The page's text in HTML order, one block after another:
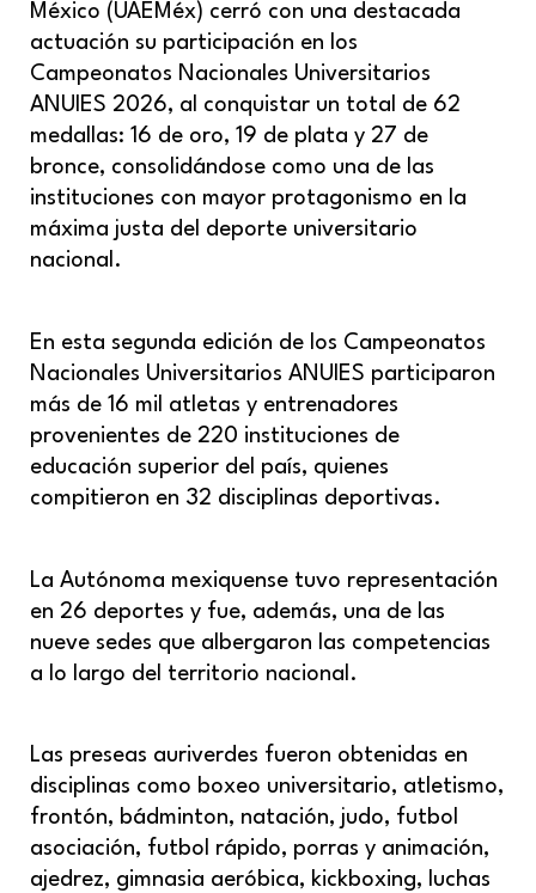
México (UAEMéx) cerró con una destacada
actuación su participación en los
Campeonatos Nacionales Universitarios
ANUIES 2026, al conquistar un total de 62
medallas: 16 de oro, 19 de plata y 27 de
bronce, consolidándose como una de las
instituciones con mayor protagonismo en la
máxima justa del deporte universitario
nacional.
En esta segunda edición de los Campeonatos
Nacionales Universitarios ANUIES participaron
más de 16 mil atletas y entrenadores
provenientes de 220 instituciones de
educación superior del país, quienes
compitieron en 32 disciplinas deportivas.
La Autónoma mexiquense tuvo representación
en 26 deportes y fue, además, una de las
nueve sedes que albergaron las competencias
a lo largo del territorio nacional.
Las preseas auriverdes fueron obtenidas en
disciplinas como boxeo universitario, atletismo,
frontón, bádminton, natación, judo, futbol
asociación, futbol rápido, porras y animación,
ajedrez, gimnasia aeróbica, kickboxing, luchas